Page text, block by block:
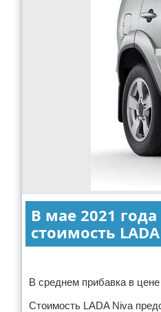
В мае 2021
стоимость
В среднем прибавка в
Стоимость LADA Niva